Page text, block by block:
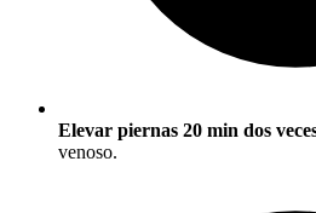
Elevar piernas 20 min dos
venoso.